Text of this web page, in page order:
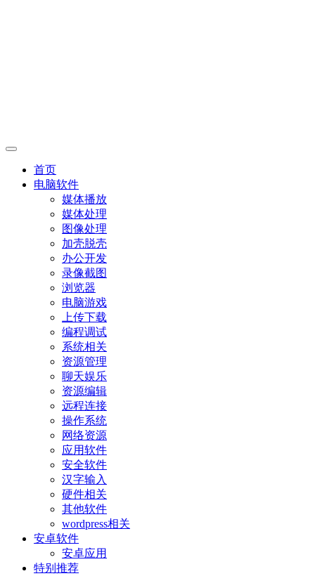
首页
电脑软件
媒体播放
媒体处理
图像处理
加壳脱壳
办公开发
录像截图
浏览器
电脑游戏
上传下载
编程调试
系统相关
资源管理
聊天娱乐
资源编辑
远程连接
操作系统
网络资源
应用软件
安全软件
汉字输入
硬件相关
其他软件
wordpress相关
安卓软件
安卓应用
特别推荐